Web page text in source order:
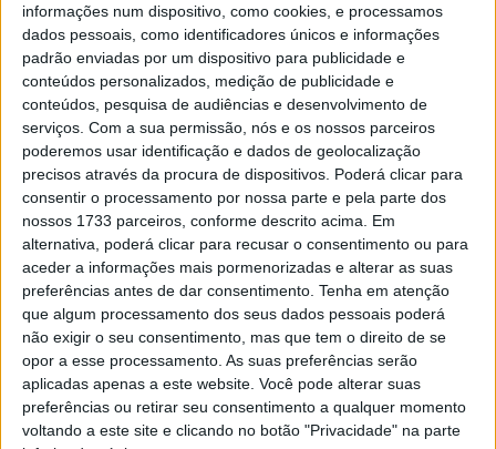
informações num dispositivo, como cookies, e processamos
dados pessoais, como identificadores únicos e informações
padrão enviadas por um dispositivo para publicidade e
conteúdos personalizados, medição de publicidade e
conteúdos, pesquisa de audiências e desenvolvimento de
serviços. Com a sua permissão, nós e os nossos parceiros
poderemos usar identificação e dados de geolocalização
precisos através da procura de dispositivos. Poderá clicar para
consentir o processamento por nossa parte e pela parte dos
nossos 1733 parceiros, conforme descrito acima. Em
alternativa, poderá clicar para recusar o consentimento ou para
aceder a informações mais pormenorizadas e alterar as suas
preferências antes de dar consentimento. Tenha em atenção
que algum processamento dos seus dados pessoais poderá
não exigir o seu consentimento, mas que tem o direito de se
opor a esse processamento. As suas preferências serão
aplicadas apenas a este website. Você pode alterar suas
preferências ou retirar seu consentimento a qualquer momento
voltando a este site e clicando no botão "Privacidade" na parte
Na próxima jornada, dia 01 de novembro, o Académico de
Viseu vai receber oMafra, em jogo marcado para as
15:00 no Campo 1.º de maio, no Fontelo, enquanto o
Tondela vai até ao Complexo Desportivo de Arenes, em
Torres Vedras, para defrontar oTorreense.
Esta e outras notícias para ouvir na Estação Diária – 96.8
FM ou em www.968.fm.
TAGS Académico de Viseu Futebol Sub-19 Tondela